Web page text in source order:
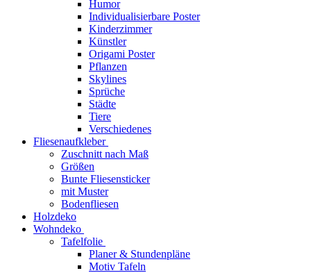
Humor
Individualisierbare Poster
Kinderzimmer
Künstler
Origami Poster
Pflanzen
Skylines
Sprüche
Städte
Tiere
Verschiedenes
Fliesenaufkleber
Zuschnitt nach Maß
Größen
Bunte Fliesensticker
mit Muster
Bodenfliesen
Holzdeko
Wohndeko
Tafelfolie
Planer & Stundenpläne
Motiv Tafeln